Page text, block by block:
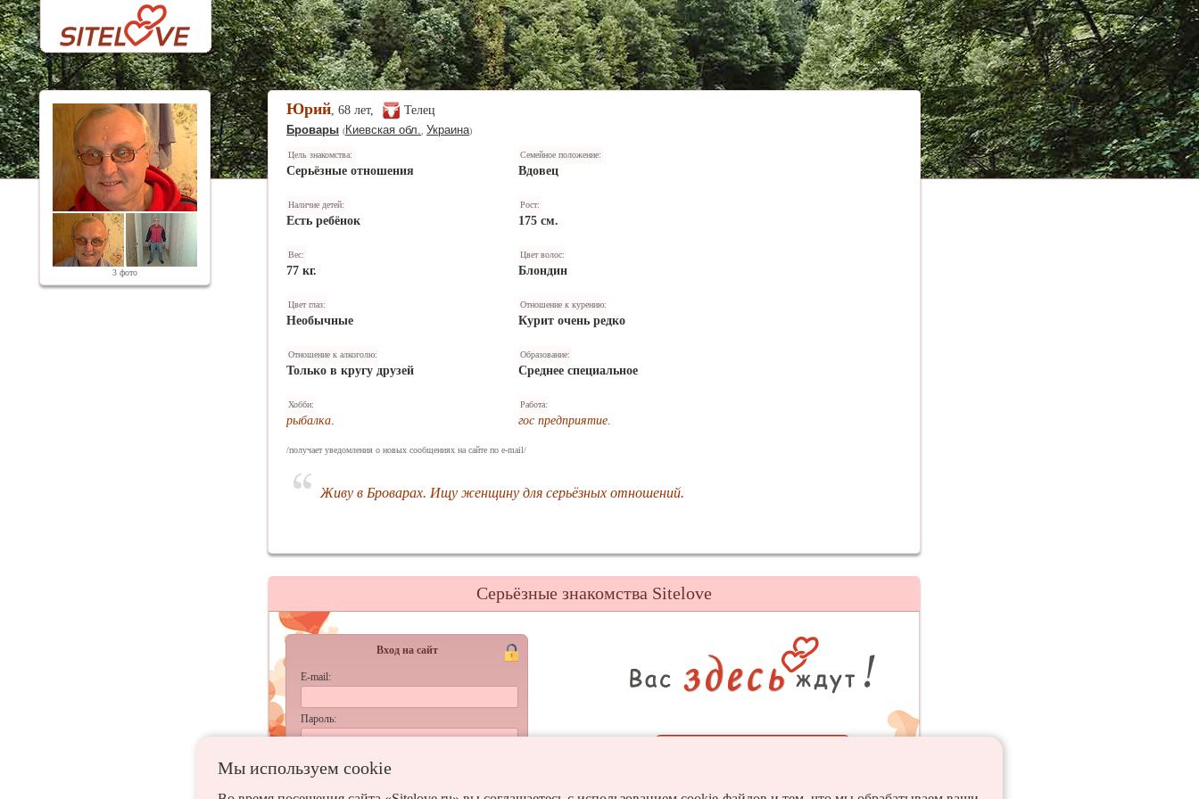
3 фото
Юрий, 68 лет,
Телец
Бровары (Киевская обл. Украина)
Цель знакомства:
Серьёзные отношения
Семейное положение:
Вдовец
Наличие детей:
Есть ребёнок
Рост:
175 см.
Вес:
77 кг.
Цвет волос:
Блондин
Цвет глаз:
Необычные
Отношение к курению:
Курит очень редко
Отношение к алкоголю:
Только в кругу друзей
Образование:
Среднее специальное
Хобби:
рыбалка.
Работа:
гос предприятие.
/получает уведомления о новых сообщениях на сайте по e-mail/
Живу в Броварах. Ищу женщину для серьёзных отношений.
Мы используем сookie
Серьёзные знакомства Sitelove
Вход на сайт
E-mail:
Пароль: